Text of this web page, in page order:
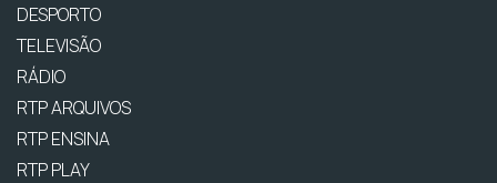
DESPORTO
TELEVISÃO
RÁDIO
RTP ARQUIVOS
RTP ENSINA
RTP PLAY